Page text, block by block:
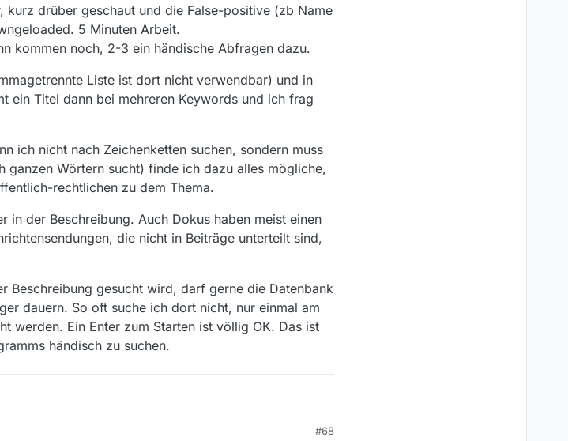
drüber geschaut und die False-positive (zb Name
5 Minuten Arbeit.
kommen noch, 2-3 ein händische Abfragen dazu.
Liste ist dort nicht verwendbar) und in
ein Titel dann bei mehreren Keywords und ich frag
ich nicht nach Zeichenketten suchen, sondern muss
ganzen Wörtern sucht) finde ich dazu alles mögliche,
rechtlichen zu dem Thema.
in der Beschreibung. Auch Dokus haben meist einen
die nicht in Beiträge unterteilt sind,
Beschreibung gesucht wird, darf gerne die Datenbank
dauern. So oft suche ich dort nicht, nur einmal am
werden. Ein Enter zum Starten ist völlig OK. Das ist
händisch zu suchen.
#68